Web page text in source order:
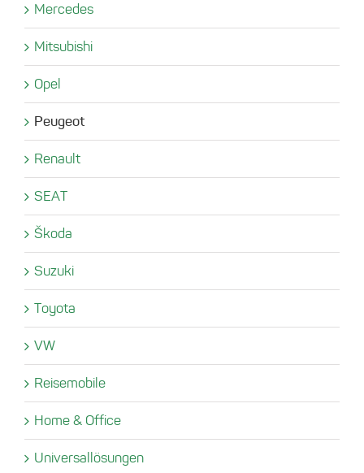
Mercedes
Mitsubishi
Opel
Peugeot
Renault
SEAT
Škoda
Suzuki
Toyota
VW
Reisemobile
Home & Office
Universallösungen